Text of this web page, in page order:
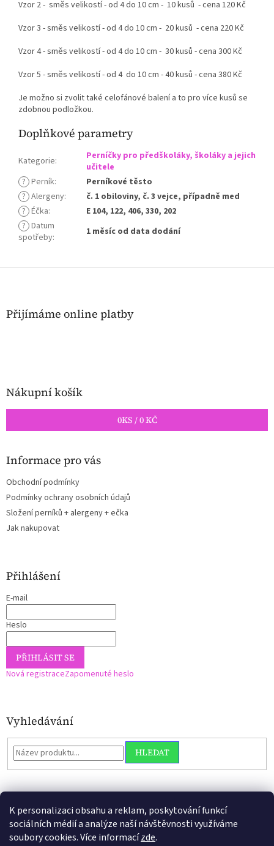
K personalizaci obsahu a reklam, poskytování funkcí
sociálních médií a analýze naší návštěvnosti využíváme
soubory cookies. Více informacízde.
Vzor 2 - směs velikostí - od 4 do 10 cm - 10 kusů - cena 120 Kč
Vzor 3 - směs velikostí - od 4 do 10 cm - 20 kusů - cena 220 Kč
Vzor 4 - směs velikostí - od 4 do 10 cm - 30 kusů - cena 300 Kč
Vzor 5 - směs velikostí - od 4 do 10 cm - 40 kusů - cena 380 Kč
Je možno si zvolit také celofánové balení a to pro více kusů se
zdobnou podložkou.
Doplňkové parametry
Kategorie:
Perníčky pro předškoláky, školáky a jejich
učitele
? Perník:
Perníkové těsto
? Alergeny:
č. 1 obiloviny, č. 3 vejce, případně med
? Éčka:
E 104, 122, 406, 330, 202
? Datum
spotřeby: 1 měsíc od data dodání
Z
Přijímáme online platby
Nákupní košík
0KS /0 KČ
Informace pro vás
Obchodní podmínky
Podmínky ochrany osobních údajů
Složení perníků + alergeny + ečka
Jak nakupovat
Přihlášení
E-mail
Heslo
PŘIHLÁSIT SE
Nová registraceZapomenuté heslo
Vyhledávání
HLEDAT